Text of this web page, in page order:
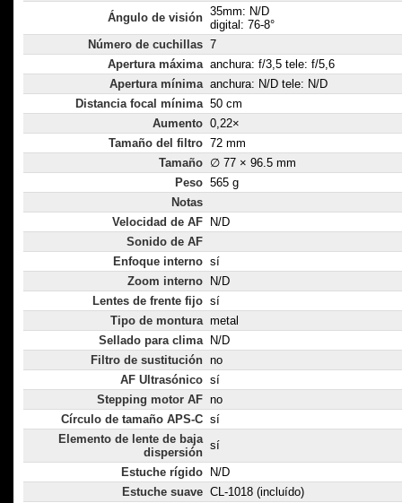
Ángulo de visión 35mm: N/D
digital: 76-8°
Número de cuchillas 7
Apertura máxima anchura: f/3,5 tele: f/5,6
Apertura mínima anchura: N/D tele: N/D
Distancia focal mínima 50 cm
Aumento 0,22×
Tamaño del filtro 72 mm
Tamaño ∅ 77 × 96.5 mm
Peso 565 g
Notas
Velocidad de AF
N/D
Sonido de AF
Enfoque interno sí
Zoom interno
N/D
Lentes de frente fijo sí
Tipo de montura metal
Sellado para clima
N/D
Filtro de sustitución no
AF Ultrasónico sí
Stepping motor AF no
Círculo de tamaño APS-C sí
Elemento de lente de baja
dispersión
sí
Estuche rígido
N/D
Estuche suave CL-1018 (incluído)